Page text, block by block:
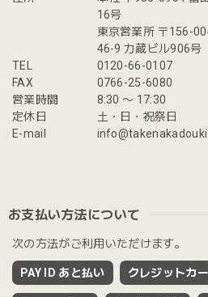
16号
東京営業所 〒156-
46-9 力蔵ビル906号
TEL
0120-66-0107
FAX
0766-25-6080
営業時間
8:30 〜 17:30
定休日
土・日・祝祭日
E-mail
お支払い方法について
次の方法がご利用いただけます。
PAY ID あと払い クレジットカ